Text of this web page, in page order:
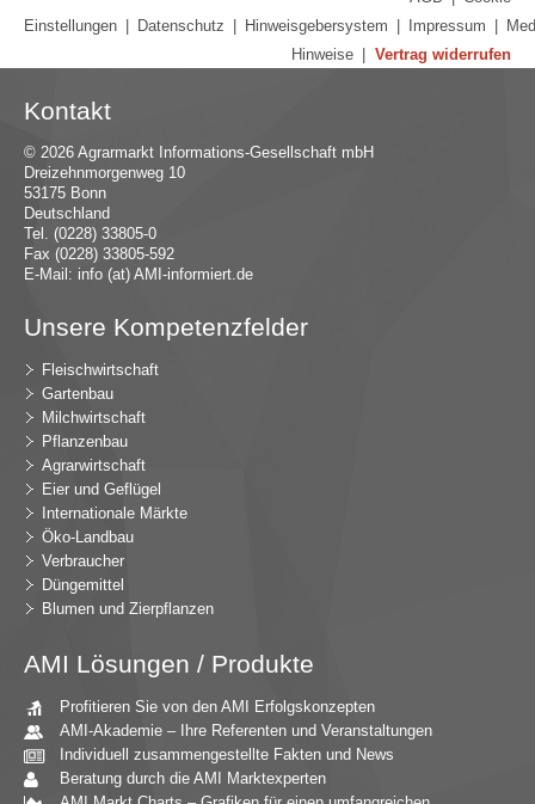
Einstellungen
Datenschutz Hinweisgebersystem Impressum
Hinweise
Vertrag widerrufen
Kontakt
© 2026 Agrarmarkt Informations-Gesellschaft mbH
Dreizehnmorgenweg 10
53175 Bonn
Deutschland
Tel. (0228) 33805-0
Fax (0228) 33805-592
E-Mail: info (at) AMI-informiert.de
Unsere Kompetenzfelder
Fleischwirtschaft
Gartenbau
Milchwirtschaft
Pflanzenbau
Agrarwirtschaft
Eier und Geflügel
Internationale Märkte
Öko-Landbau
Verbraucher
Düngemittel
Blumen und Zierpflanzen
AMI Lösungen / Produkte
Profitieren Sie von den AMI Erfolgskonzepten
AMI-Akademie – Ihre Referenten und Veranstaltungen
Individuell zusammengestellte Fakten und News
Beratung durch die AMI Marktexperten